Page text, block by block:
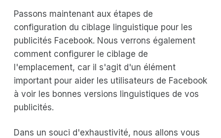
Passons maintenant aux étapes de
configuration du ciblage linguistique pour les
publicités Facebook. Nous verrons également
comment configurer le ciblage de
l'emplacement, car il s'agit d'un élément
important pour aider les utilisateurs de Facebook
à voir les bonnes versions linguistiques de vos
publicités.
Dans un souci d'exhaustivité, nous allons vous